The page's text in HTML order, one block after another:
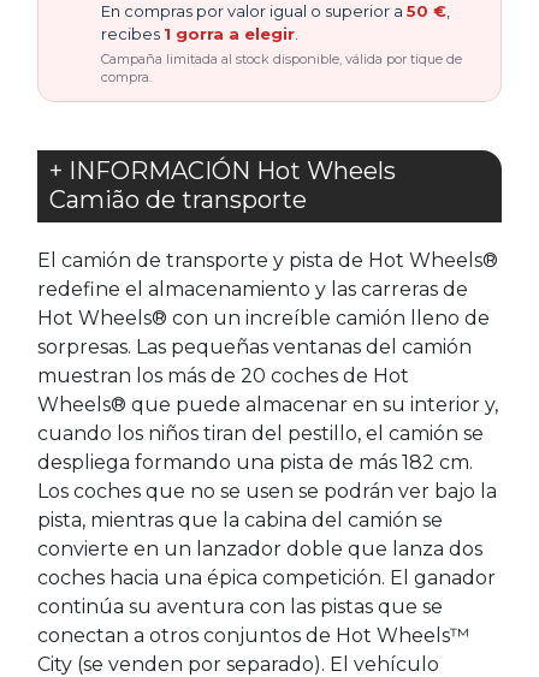
En compras por valor igual o superior a 50 €
recibes 1 gorra a elegir
Campaña limitada al stock disponible, válida por tique de
compra.
+ INFORMACIÓN Hot Wheels
Camião de transporte
El camión de transporte y pista de Hot Wheels®
redefine el almacenamiento y las carreras de
Hot Wheels® con un increíble camión lleno de
sorpresas. Las pequeñas ventanas del camión
muestran los más de 20 coches de Hot
Wheels® que puede almacenar en su interior y,
cuando los niños tiran del pestillo, el camión se
despliega formando una pista de más 182 cm.
Los coches que no se usen se podrán ver bajo la
pista, mientras que la cabina del camión se
convierte en un lanzador doble que lanza dos
coches hacia una épica competición. El ganador
continúa su aventura con las pistas que se
conectan a otros conjuntos de Hot Wheels™
City (se venden por separado). El vehículo